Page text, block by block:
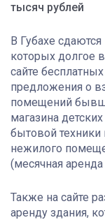
тысяч рублей
В Губахе
которых долгое
сайте
предложения о
помещений
магазина
бытовой техники
нежилого
(месячная
Также на сайте
аренду здания,